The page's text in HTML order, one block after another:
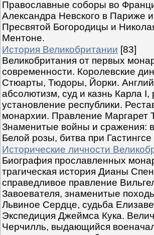
Православные соборы во
Александра Невского в Париже
Пресвятой Богородицы и
Ментоне.
История Великобритании [83]
Великобритания от первых
современности. Королевские
Стюарты, Тюдоры, Йорки.
абсолютизм, суд и казнь Карла
установление республики.
монархии. Правление Маргарет
Знаменитые войны и сражения:
Белой розы, битва при
Исторические личности
Биография прославленных
трагическая история Дианы
справедливое правление
Завоевателя, знаменитые
Львиное Сердце, судьба
Экспедиция Джеймса Кука.
Черчилль, выдающийся